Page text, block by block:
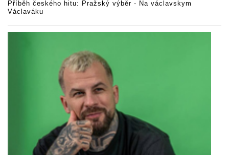
Příběh českého hitu: Pražský výběr - Na václavskym
Václaváku